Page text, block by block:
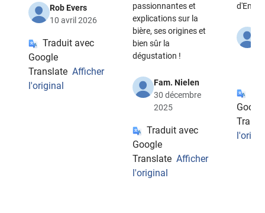
Rob Evers
10 avril 2026
Traduit avec
Google
Translate Afficher
l'original
passionnantes et
explications sur la
bière, ses origines et
bien sûr la
dégustation !
Fam. Nielen
30 décembre
2025
Traduit avec
Google
Translate Afficher
l'original